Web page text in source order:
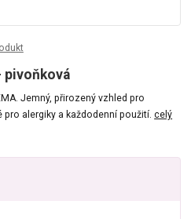
pivoňková
Jemný, přirozený vzhled pro
alergiky a každodenní použití.celý